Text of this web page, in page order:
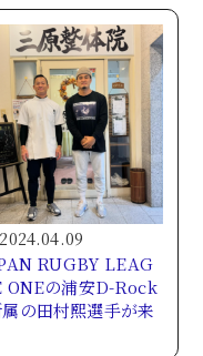
2024.04.09
RUGBY LEAG
ONEの浦安D-Rock
の田村熙選手が来